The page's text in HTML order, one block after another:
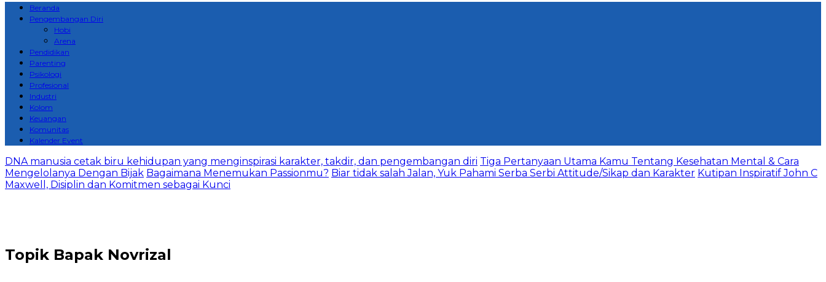
Beranda
Pengembangan Diri
Hobi
Arena
Pendidikan
Parenting
Psikologi
Profesional
Industri
Kolom
Keuangan
Komunitas
Kalender Event
DNA manusia cetak biru kehidupan yang menginspirasi karakter, takdir, dan pengembangan diri Tiga Pertanyaan Utama Kamu Tentang Kesehatan Mental & Cara
Mengelolanya Dengan Bijak Bagaimana Menemukan Passionmu? Biar tidak salah Jalan, Yuk Pahami Serba Serbi Attitude/Sikap dan Karakter Kutipan Inspiratif John C
Maxwell, Disiplin dan Komitmen sebagai Kunci
Topik Bapak Novrizal